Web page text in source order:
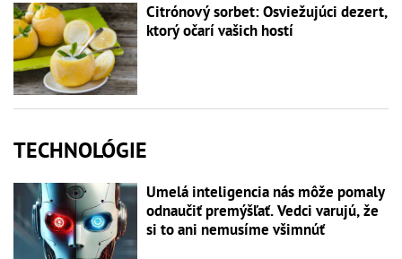
Citrónový sorbet: Osviežujúci dezert,
ktorý očarí vašich hostí
TECHNOLÓGIE
Umelá inteligencia nás môže pomaly
odnaučiť premýšľať. Vedci varujú, že
si to ani nemusíme všimnúť